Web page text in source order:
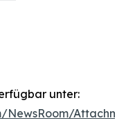
unter:
NewsRoom/